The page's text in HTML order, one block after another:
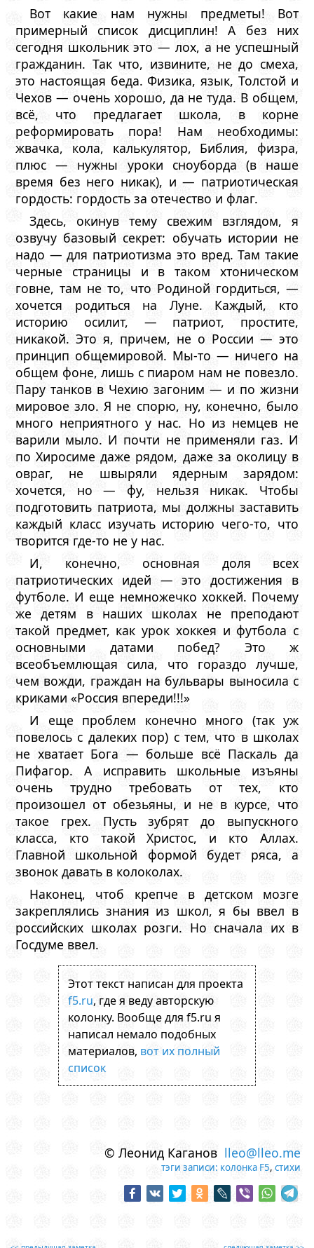
Вот какие нам нужны предметы! Вот
примерный список дисциплин! А без них
сегодня школьник это — лох, а не успешный
гражданин. Так что, извините, не до смеха,
это настоящая беда. Физика, язык, Толстой и
Чехов — очень хорошо, да не туда. В общем,
всё, что предлагает школа, в корне
реформировать пора! Нам необходимы:
жвачка, кола, калькулятор, Библия, физра,
плюс — нужны уроки сноуборда (в наше
время без него никак), и — патриотическая
гордость: гордость за отечество и флаг.
Здесь, окинув тему свежим взглядом, я
озвучу базовый секрет: обучать истории не
надо — для патриотизма это вред. Там такие
черные страницы и в таком хтоническом
говне, там не то, что Родиной гордиться, —
хочется родиться на Луне. Каждый, кто
историю осилит, — патриот, простите,
никакой. Это я, причем, не о России — это
принцип общемировой. Мы-то — ничего на
общем фоне, лишь с пиаром нам не повезло.
Пару танков в Чехию загоним — и по жизни
мировое зло. Я не спорю, ну, конечно, было
много неприятного у нас. Но из немцев не
варили мыло. И почти не применяли газ. И
по Хиросиме даже рядом, даже за околицу в
овраг, не швыряли ядерным зарядом:
хочется, но — фу, нельзя никак. Чтобы
подготовить патриота, мы должны заставить
каждый класс изучать историю чего-то, что
творится где-то не у нас.
И, конечно, основная доля всех
патриотических идей — это достижения в
футболе. И еще немножечко хоккей. Почему
же детям в наших школах не преподают
такой предмет, как урок хоккея и футбола с
основными датами побед? Это ж
всеобъемлющая сила, что гораздо лучше,
чем вожди, граждан на бульвары выносила с
криками «Россия впереди!!!»
И еще проблем конечно много (так уж
повелось с далеких пор) с тем, что в школах
не хватает Бога — больше всё Паскаль да
Пифагор. А исправить школьные изъяны
очень трудно требовать от тех, кто
произошел от обезьяны, и не в курсе, что
такое грех. Пусть зубрят до выпускного
класса, кто такой Христос, и кто Аллах.
Главной школьной формой будет ряса, а
звонок давать в колоколах.
Наконец, чтоб крепче в детском мозге
закреплялись знания из школ, я бы ввел в
российских школах розги. Но сначала их в
Госдуме ввел.
Этот текст написан для проекта
f5.ru, где я веду авторскую
колонку. Вообще для f5.ru я
написал немало подобных
материалов, вот их полный
список
© Леонид Каганов lleo@lleo.me
тэги записи: колонка F5,стихи